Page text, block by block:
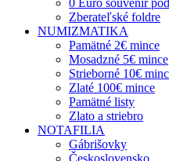
Zberateľské foldre
NUMIZMATIKA
Pamätné 2€ mince
Mosadzné 5€ mince
Strieborné 10€
Zlaté 100€ mince
Pamätné listy
Zlato a striebro
NOTAFILIA
Gábrišovky
Československo